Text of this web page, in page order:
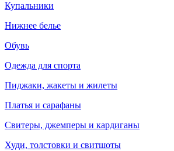
Купальники
Нижнее белье
Обувь
Одежда для спорта
Пиджаки, жакеты и жилеты
Платья и сарафаны
Свитеры, джемперы и кардиганы
Худи, толстовки и свитшоты